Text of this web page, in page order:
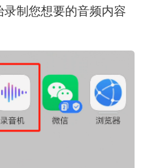
录制您想要的音频内容